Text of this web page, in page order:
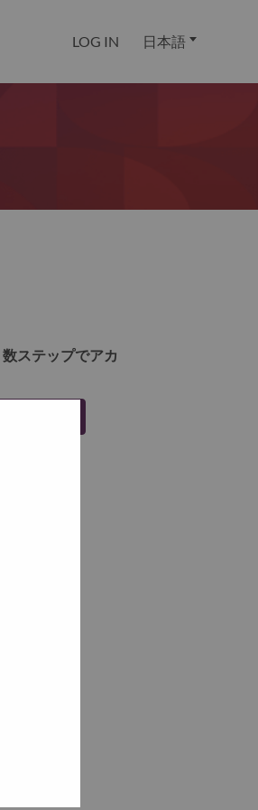
LOG IN 日本語
ステップでアカ